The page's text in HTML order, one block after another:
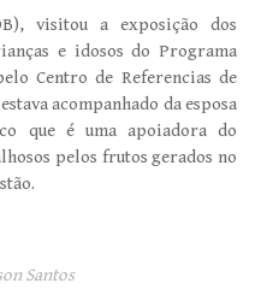
visitou a exposição dos
e idosos do Programa
Centro de Referencias de
acompanhado da esposa
que é uma apoiadora do
pelos frutos gerados no
Santos